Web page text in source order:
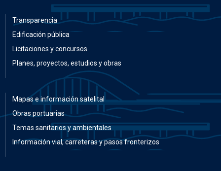
Transparencia
Edificación pública
Licitaciones y concursos
Planes, proyectos, estudios y obras
Mapas e información satelital
Obras portuarias
Temas sanitarios y ambientales
Información vial, carreteras y pasos fronterizos